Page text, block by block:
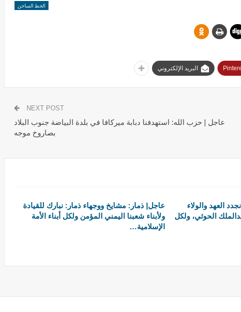
الخط الساخن
البريد الإلكتروني
NEXT POST
عاجل | حزب الله: استهدفنا دبابة ميركافا في بلدة البياضة جنوب البلاد
بصاروخ موجه
العهد والولاء
الحوثي، ولكل
عاجل| ذمار: مشايخ ووجهاء ذمار: نبارك للقيادة
ولأبناء شعبنا اليمني المؤمن ولكل أبناء الأمة
الإسلامية…